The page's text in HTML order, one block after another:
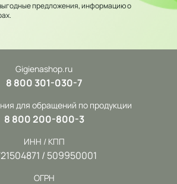
предложения, информацию о
Gigienashop.ru
8 800 301-030-7
для обращений по продукции
8 800 200-800-3
ИНН / КПП
/ 509950001
ОГРН